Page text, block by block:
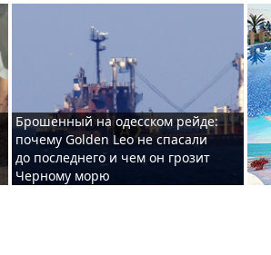
Брошенный на одесском рейде:
почему Golden Leo не спасали
до последнего и чем он грозит
Черному морю